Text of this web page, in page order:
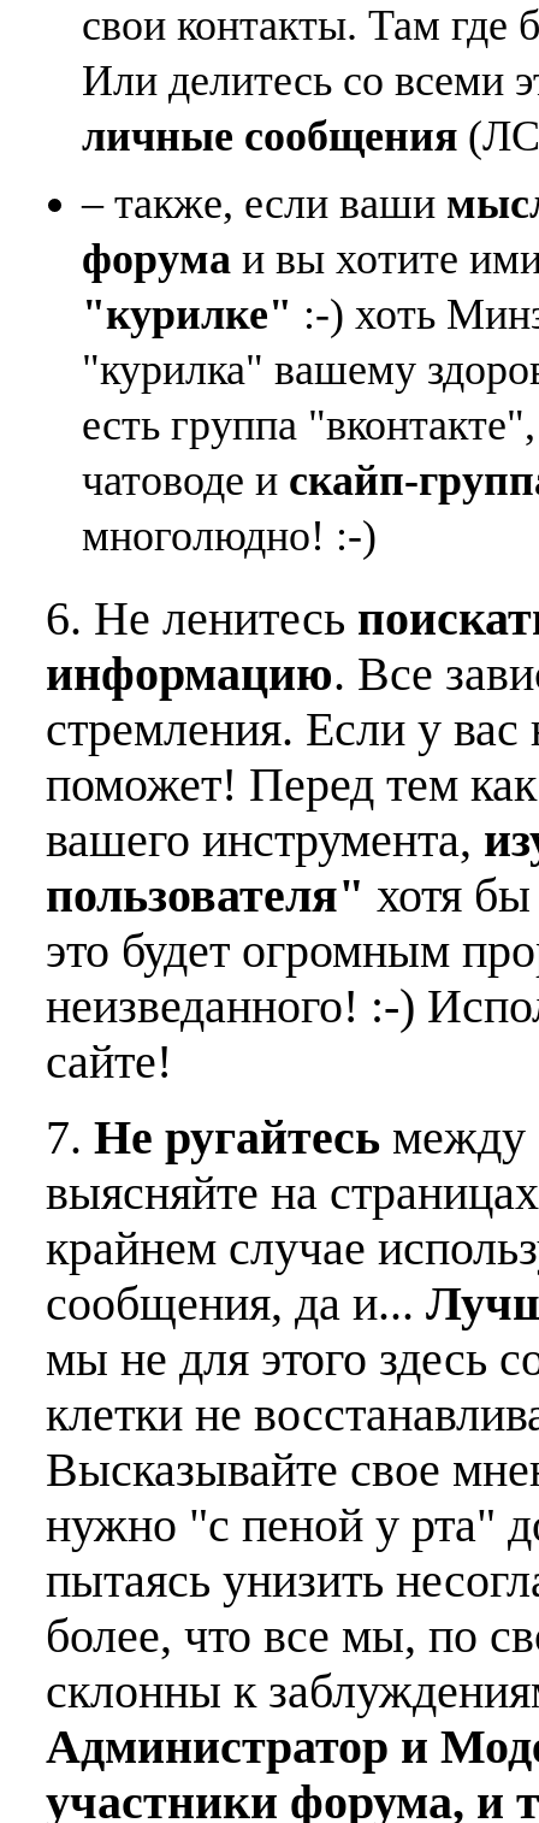
свои контакты. Там где
Или делитесь со всеми
личные сообщения
– также, если ваши
форума и вы хотите
"курилке" :-) хоть
"курилка" вашему
есть группа
чатоводе и скайп-
многолюдно! :-)
6. Не ленитесь
информацию. Все
стремления. Если у
поможет! Перед тем
вашего инструмента,
пользователя" хотя
это будет огромным
неизведанного! :-)
сайте!
7. Не ругайтесь между
выясняйте на
крайнем случае
сообщения, да и...
мы не для этого здесь
клетки не
Высказывайте свое
нужно "с пеной у рта"
пытаясь унизить
более, что все мы, по
склонны к
Администратор и
участники форума, и